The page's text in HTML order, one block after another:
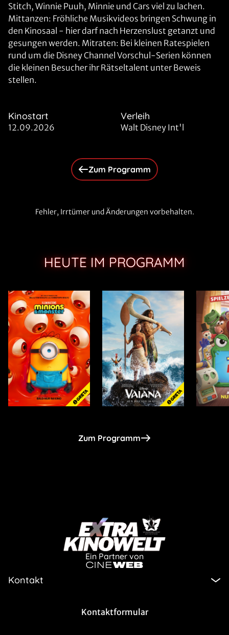
Stitch, Winnie Puuh, Minnie und Cars viel zu lachen.
Mittanzen: Fröhliche Musikvideos bringen Schwung in
den Kinosaal - hier darf nach Herzenslust getanzt und
gesungen werden. Mitraten: Bei kleinen Ratespielen
rund um die Disney Channel Vorschul-Serien können
die kleinen Besucher ihr Rätseltalent unter Beweis
stellen.
Kinostart
12.09.2026
Verleih
Walt Disney Int'l
Zum Programm
Fehler, Irrtümer und Änderungen vorbehalten.
HEUTE IM PROGRAMM
Zum Programm
Ein Partner von
Kontakt
Kontaktformular